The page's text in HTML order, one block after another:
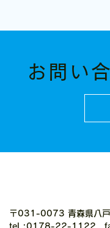
お問い
〒031-0073 青森県八